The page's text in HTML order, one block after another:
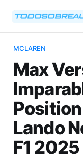
MCLAREN
Max
Lando
F1 2025